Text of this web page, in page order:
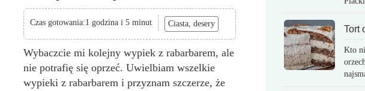
Czas gotowania:1 godzina i 5 minut Ciasta, desery
Wybaczcie mi kolejny wypiek z rabarbarem, ale
nie potrafię się oprzeć. Uwielbiam wszelkie
wypieki z rabarbarem i przyznam szczerze, że
Tort
Kto